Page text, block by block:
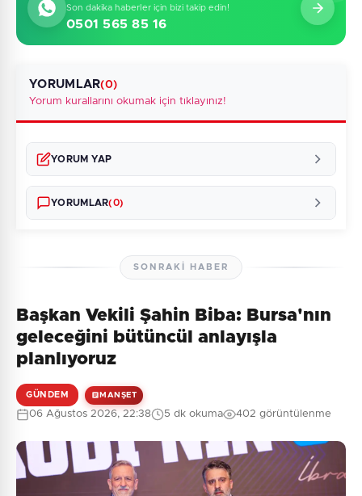
Son dakika haberler için bizi takip edin!
0501 565 85 16
YORUMLAR(0)
Yorum kurallarını okumak için tıklayınız!
YORUM YAP
Güvenlik Sorusu:
6 + 8 = ?
YORUMLAR(0)
Henüz yorum yapılmamış. İlk yorumu siz yapın!
SONRAKI HABER
Başkan Vekili Şahin Biba: Bursa'nın
geleceğini bütüncül anlayışla
planlıyoruz
GÜNDEM MANŞET
06 Ağustos 2026, 22:38 5 dk okuma 402 görüntülenme